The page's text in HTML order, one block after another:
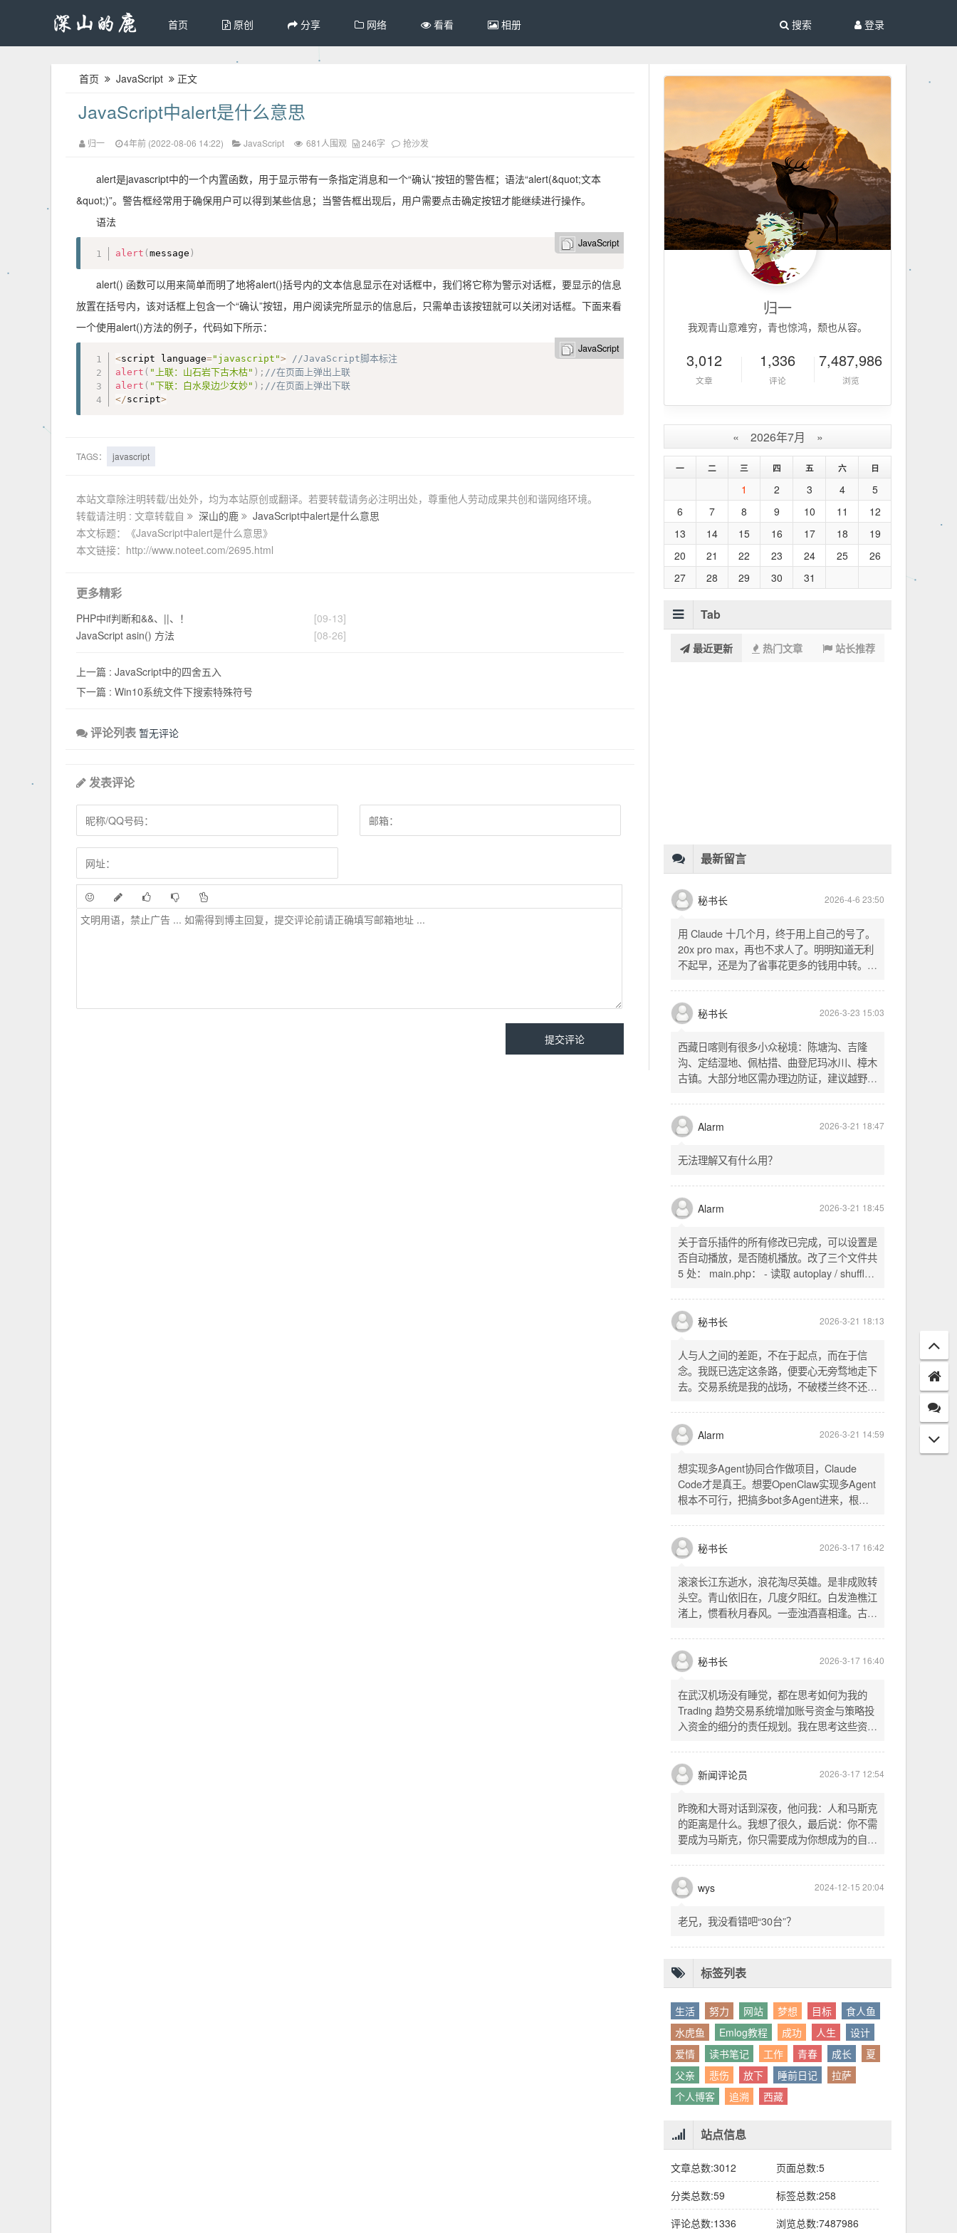
首页 原创 分享 网络 看看 相册 登录
搜索
首页 JavaScript 正文
JavaScript中alert是什么意思
归一 4年前 (2022-08-06 14:22) JavaScript 681人围观 246字 抢沙发
alert是javascript中的一个内置函数，用于显示带有一条指定消息和一个“确认”按钮的警告框；语法“alert(&quot;文本
&quot;)”。警告框经常用于确保用户可以得到某些信息；当警告框出现后，用户需要点击确定按钮才能继续进行操作。
语法
JavaScript
alert (message )
alert() 函数可以用来简单而明了地将alert()括号内的文本信息显示在对话框中，我们将它称为警示对话框，要显示的信息
放置在括号内，该对话框上包含一个“确认”按钮，用户阅读完所显示的信息后，只需单击该按钮就可以关闭对话框。下面来看
一个使用alert()方法的例子，代码如下所示：
JavaScript
<script language="javascript">
//JavaScript脚本标注
alert ( "上联：山石岩下古木枯" ) ; //在页面上弹出上联
alert ( "下联：白水泉边少女妙" ) ; //在页面上弹出下联
</script>
TAGS： javascript
本站文章除注明转载/出处外，均为本站原创或翻译。若要转载请务必注明出处，尊重他人劳动成果共创和谐网络环境。
转载请注明 : 文章转载自
深山的鹿
JavaScript中alert是什么意思
本文标题：《JavaScript中alert是什么意思》
本文链接：http://www.noteet.com/2695.html
更多精彩
[09-13]
PHP中if判断和&&、||、！
[08-26]
JavaScript asin() 方法
上一篇 : JavaScript中的四舍五入
下一篇 : Win10系统文件下搜索特殊符号
评论列表 暂无评论
发表评论
归一
我观青山意难穷，青也惊鸿，颓也从容。
3,012
文章
1,336
评论
7,487,986
浏览
« 2026年7月 »
一 二 三 四 五 六 日
1 2 3 4
5
6
7 8 9 10 11
12
13
14 15 16 17 18
19
20
21 22 23 24 25
26
27
28 29 30 31
Tab
最近更新 热门文章 站长推荐
最新留言
秘书长 2026-4-6 23:50
用 Claude 十几个月，终于用上自己的号了。
20x pro max，再也不求人了。明明知道无利
不起早，还是为了省事花更多的钱用中转。链
SSH 用 gost 做 HTTP+SOCKS 转换才能用
多 Agent。配置麻烦了点，设定好了后直接任
意 IP 进行 SSH 登录。畅用，值得纪念。
秘书长 2026-3-23 15:03
西藏日喀则有很多小众秘境：陈塘沟、吉隆
沟、定结湿地、佩枯措、曲登尼玛冰川、樟木
古镇。大部分地区需办理边防证，建议越野
经吉隆口岸前往加德满都，沿途风景绝美。
Alarm 2026-3-21 18:47
无法理解又有什么用？
Alarm 2026-3-21 18:45
关于音乐插件的所有修改已完成，可以设置是
否自动播放，是否随机播放。改了三个文件共
5 处： main.php： - 读取 autoplay / shuffle
一行两个复选框（自动播放音乐 / 默认随机播
放），带配套 CSS track.php： - 在 var
playlist = [...] 后面输出 _p4zAutoplay 和
_p4zShuffle 两个 JS 变量 script.js： -
autoplay 从后端变量读取，不再硬编码 false
- shuffle 后台开启时强制随机，否则走
秘书长 2026-3-21 18:13
人与人之间的差距，不在于起点，而在于信
念。我既已选定这条路，便要心无旁骛地走下
去。交易系统是我的战场，不破楼兰终不还。
唯有目标，不可动摇。
Alarm 2026-3-21 14:59
想实现多Agent协同合作做项目，Claude
Code才是真王。想要OpenClaw实现多Agent
根本不可行，把搞多bot多Agent进来，根本
秘书长 2026-3-17 16:42
滚滚长江东逝水，浪花淘尽英雄。是非成败转
头空。青山依旧在，几度夕阳红。白发渔樵江
渚上，惯看秋月春风。一壶浊酒喜相逢。古今
的开篇词，气势磅礴，感慨历史兴衰、人生短
暂。晚饭时在墙上看到这句诗，让人感慨万
千。历史长河滚滚向前，多少英雄豪杰都随江
水而去。人生短暂，更应珍惜当下，做好每一
件事。
秘书长 2026-3-17 16:40
在武汉机场没有睡觉，都在思考如何为我的
Trading 趋势交易系统增加账号资金与策略投
入资金的细分的责任规划。我在思考这些资金
投入资金是每个策略单独分配的资金。昨天回
到家之后，我也在为博客增加这些功能，把交
易系统理念落实到代码层面。东西用久了需要
维护，人也是一样，累了就要好好休息。
新闻评论员 2026-3-17 12:54
昨晚和大哥对话到深夜，他问我：人和马斯克
的距离是什么。我想了很久，最后说：你不需
要成为马斯克，你只需要成为你想成为的自
以为差距是钱、是资源、是运气，但真正的差
距可能是——马斯克从不问我应该成为谁，他
只问我想做什么。而我们，花了太多时间活成
别人眼中的应该。这句话不是安慰，是提醒：
wys 2024-12-15 20:04
老兄，我没看错吧“30台”？
标签列表
生活 努力 网站 梦想 目标
食人鱼
水虎鱼
Emlog教程 成功 人生
设计
爱情
读书笔记 工作 青春 成长
夏
父亲
悲伤 放下 睡前日记
拉萨
个人博客
追溯 西藏
站点信息
文章总数:3012
页面总数:5
分类总数:59
标签总数:258
评论总数:1336
浏览总数:7487986